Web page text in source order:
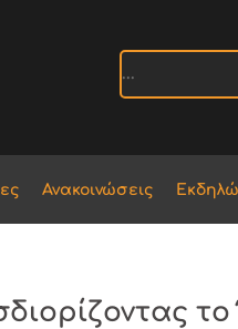
Ανακοινώσεις